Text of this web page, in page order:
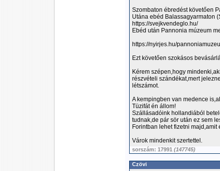
Szombaton ébredést követően
Utána ebéd Balassagyarmaton
https://svejkvendeglo.hu/
Ebéd után Pannonia múzeum
https://nyirjes.hu/
Ezt követően szokásos
Kérem szépen,hogy
részvételi szándékat,mert
létszámot.
A kempingben van medence
Tüzifát én állom!
Szállásadóink hollandiából
tudnak,de pár sör után ez sem
Forintban lehet fizetni majd,amit
Várok mindenkit szertettel.
sorszám: 17991 (147745)
Czövi